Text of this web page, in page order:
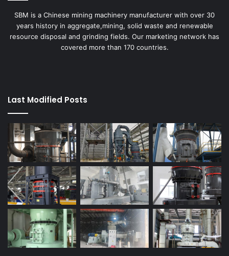
SBM is a Chinese mining machinery manufacturer with over 30
years history in aggregate,mining, solid waste and renewable
resource disposal and grinding fields. Our marketing network has
covered more than 170 countries.
Last Modified Posts